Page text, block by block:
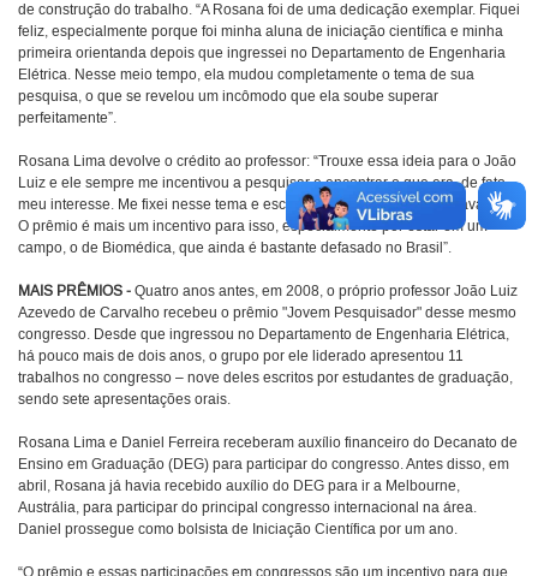
de construção do trabalho. “A Rosana foi de uma dedicação exemplar. Fiquei
feliz, especialmente porque foi minha aluna de iniciação científica e minha
primeira orientanda depois que ingressei no Departamento de Engenharia
Elétrica. Nesse meio tempo, ela mudou completamente o tema de sua
pesquisa, o que se revelou um incômodo que ela soube superar
perfeitamente”.
Rosana Lima devolve o crédito ao professor: “Trouxe essa ideia para o João
Luiz e ele sempre me incentivou a pesquisar e encontrar o que era, de fato,
meu interesse. Me fixei nesse tema e escolhi uma área onde posso avançar.
O prêmio é mais um incentivo para isso, especialmente por estar em um
campo, o de Biomédica, que ainda é bastante defasado no Brasil”.
MAIS PRÊMIOS - Quatro anos antes, em 2008, o próprio professor João Luiz
Azevedo de Carvalho recebeu o prêmio "Jovem Pesquisador" desse mesmo
congresso. Desde que ingressou no Departamento de Engenharia Elétrica,
há pouco mais de dois anos, o grupo por ele liderado apresentou 11
trabalhos no congresso – nove deles escritos por estudantes de graduação,
sendo sete apresentações orais.
Rosana Lima e Daniel Ferreira receberam auxílio financeiro do Decanato de
Ensino em Graduação (DEG) para participar do congresso. Antes disso, em
abril, Rosana já havia recebido auxílio do DEG para ir a Melbourne,
Austrália, para participar do principal congresso internacional na área.
Daniel prossegue como bolsista de Iniciação Científica por um ano.